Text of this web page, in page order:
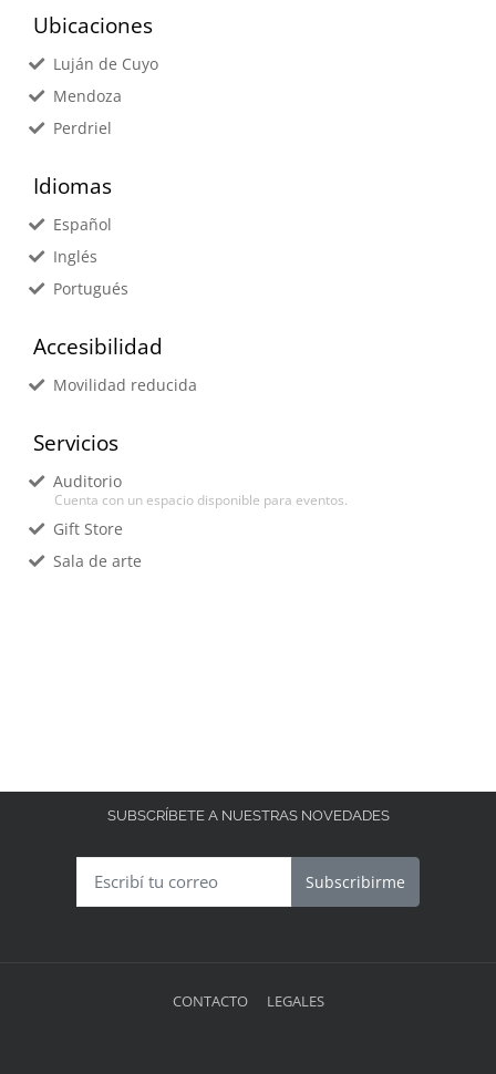
Ubicaciones
Luján de Cuyo
Mendoza
Perdriel
Idiomas
Español
Inglés
Portugués
Accesibilidad
Movilidad reducida
Servicios
Auditorio
Cuenta con un espacio disponible para eventos.
Gift Store
Sala de arte
SUBSCRÍBETE A NUESTRAS NOVEDADES
Subscribirme
CONTACTO LEGALES